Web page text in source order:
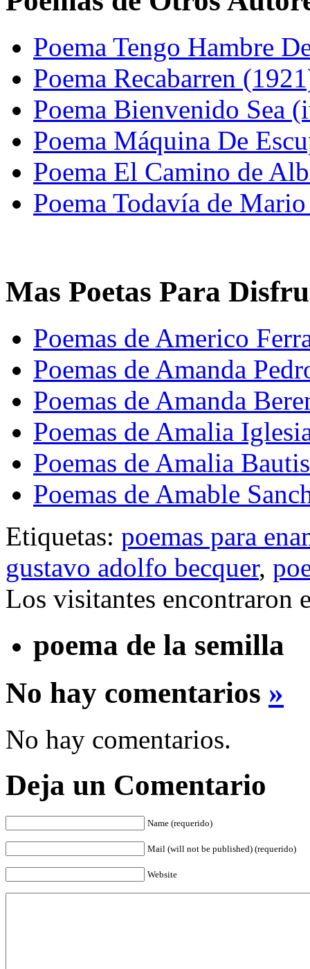
Poema Tengo Hambre
Poema Recabarren
Poema Bienvenido Sea
Poema Máquina De
Poema El Camino de
Poema Todavía de
Mas Poetas Para
Poemas de Americo
Poemas de Amanda
Poemas de Amanda
Poemas de Amalia
Poemas de Amalia
Poemas de Amable
Etiquetas: poemas para
gustavo adolfo becquer,
Los visitantes encontraron
poema de la semilla
No hay comentarios »
No hay comentarios.
Deja un Comentario
Name (requerido)
Mail (will not be published) (requerido)
Website